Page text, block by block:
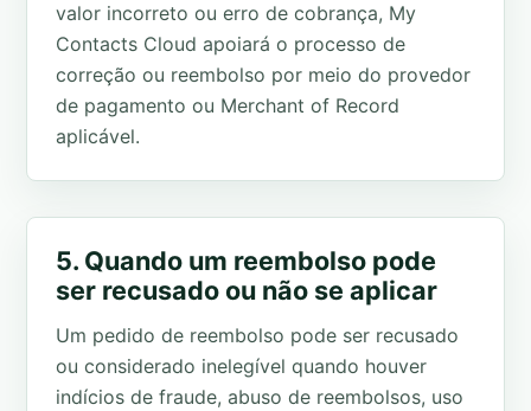
valor incorreto ou erro de cobrança, My
Contacts Cloud apoiará o processo de
correção ou reembolso por meio do provedor
de pagamento ou Merchant of Record
aplicável.
5. Quando um reembolso pode
ser recusado ou não se aplicar
Um pedido de reembolso pode ser recusado
ou considerado inelegível quando houver
indícios de fraude, abuso de reembolsos, uso